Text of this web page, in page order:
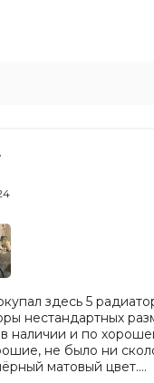
здесь 5
нестандартных
наличии и по
не было ни
матовый цвет.